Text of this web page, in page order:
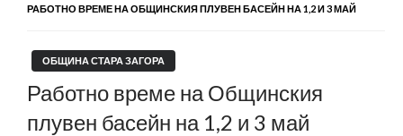
РАБОТНО ВРЕМЕ НА ОБЩИНСКИЯ ПЛУВЕН БАСЕЙН НА 1,2 И 3 МАЙ
ОБЩИНА СТАРА ЗАГОРА
Работно време на Общинския
плувен басейн на 1,2 и 3 май